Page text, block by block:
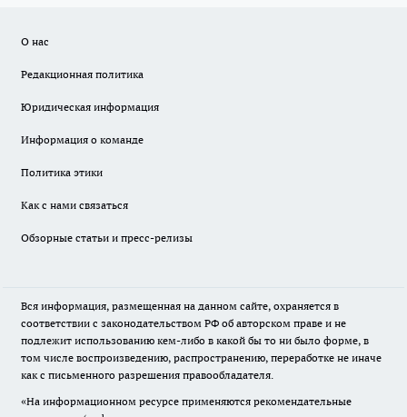
О нас
Редакционная политика
Юридическая информация
Информация о команде
Политика этики
Как с нами связаться
Обзорные статьи и пресс-релизы
Вся информация, размещенная на данном сайте, охраняется в
соответствии с законодательством РФ об авторском праве и не
подлежит использованию кем-либо в какой бы то ни было форме, в
том числе воспроизведению, распространению, переработке не иначе
как с письменного разрешения правообладателя.
«На информационном ресурсе применяются рекомендательные